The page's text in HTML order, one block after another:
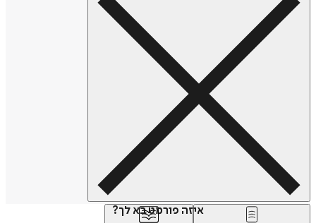
איזה פורמט בא לך?